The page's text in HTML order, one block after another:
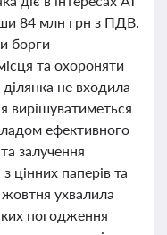
84 млн грн з ПДВ.
борги
та охороняти
не входила
вирішуватиметься
ефективного
залучення
цінних паперів та
ухвалила
погодження